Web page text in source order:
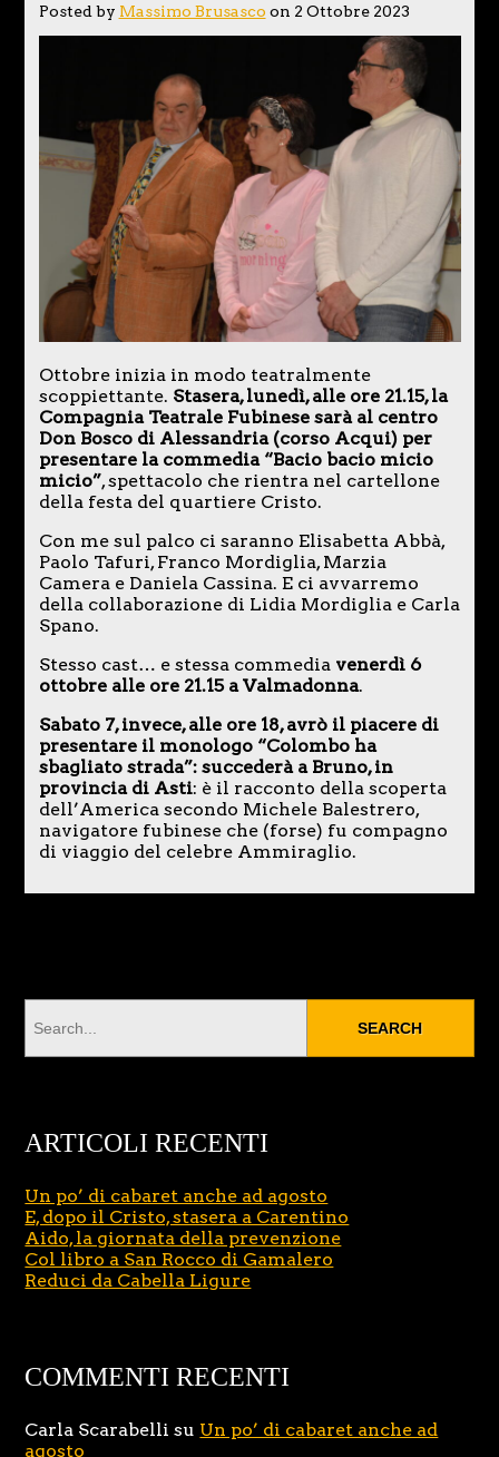
Posted by Massimo Brusasco on 2 Ottobre 2023
Ottobre inizia in modo teatralmente
scoppiettante. Stasera, lunedì, alle ore 21.15, la
Compagnia Teatrale Fubinese sarà al centro
Don Bosco di Alessandria (corso Acqui) per
presentare la commedia “Bacio bacio micio
micio”, spettacolo che rientra nel cartellone
della festa del quartiere Cristo.
Con me sul palco ci saranno Elisabetta Abbà,
Paolo Tafuri, Franco Mordiglia, Marzia
Camera e Daniela Cassina. E ci avvarremo
della collaborazione di Lidia Mordiglia e Carla
Spano.
Stesso cast… e stessa commedia venerdì 6
ottobre alle ore 21.15 a Valmadonna.
Sabato 7, invece, alle ore 18, avrò il piacere di
presentare il monologo “Colombo ha
sbagliato strada”: succederà a Bruno, in
provincia di Asti: è il racconto della scoperta
dell’America secondo Michele Balestrero,
navigatore fubinese che (forse) fu compagno
di viaggio del celebre Ammiraglio.
ARTICOLI RECENTI
Un po’ di cabaret anche ad agosto
E, dopo il Cristo, stasera a Carentino
Aido, la giornata della prevenzione
Col libro a San Rocco di Gamalero
Reduci da Cabella Ligure
COMMENTI RECENTI
Carla Scarabelli su Un po’ di cabaret anche ad
agosto